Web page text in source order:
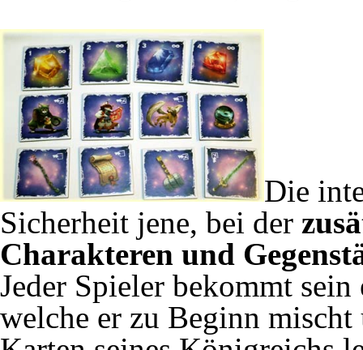
Die
Sicherheit jene, bei der
Charakteren und
Jeder Spieler bekommt sein
welche er zu Beginn